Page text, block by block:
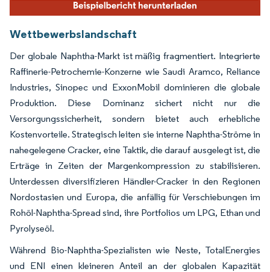
Wettbewerbslandschaft
Der globale Naphtha-Markt ist mäßig fragmentiert. Integrierte
Raffinerie-Petrochemie-Konzerne wie Saudi Aramco, Reliance
Industries, Sinopec und ExxonMobil dominieren die globale
Produktion. Diese Dominanz sichert nicht nur die
Versorgungssicherheit, sondern bietet auch erhebliche
Kostenvorteile. Strategisch leiten sie interne Naphtha-Ströme in
nahegelegene Cracker, eine Taktik, die darauf ausgelegt ist, die
Erträge in Zeiten der Margenkompression zu stabilisieren.
Unterdessen diversifizieren Händler-Cracker in den Regionen
Nordostasien und Europa, die anfällig für Verschiebungen im
Rohöl-Naphtha-Spread sind, ihre Portfolios um LPG, Ethan und
Pyrolyseöl.
Während Bio-Naphtha-Spezialisten wie Neste, TotalEnergies
und ENI einen kleineren Anteil an der globalen Kapazität